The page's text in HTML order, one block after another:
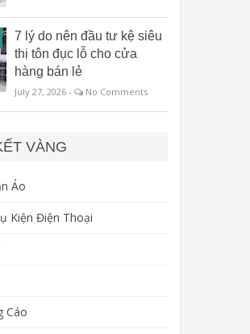
7 lý do nên đầu tư kệ siêu
thị tôn đục lỗ cho cửa
hàng bán lẻ
July 27, 2026 - No Comments
VÀNG
Áo
Kiện Điện Thoại
Cáo